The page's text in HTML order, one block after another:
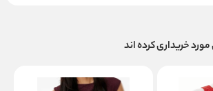
خریداری کرده اند